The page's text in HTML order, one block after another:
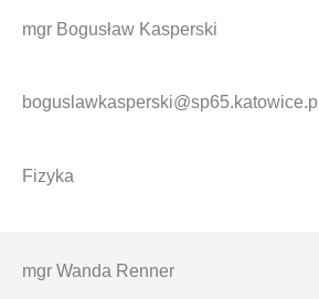
mgr Bogusław Kasperski
boguslawkasperski@sp65.katowice.pl
Fizyka
mgr Wanda Renner